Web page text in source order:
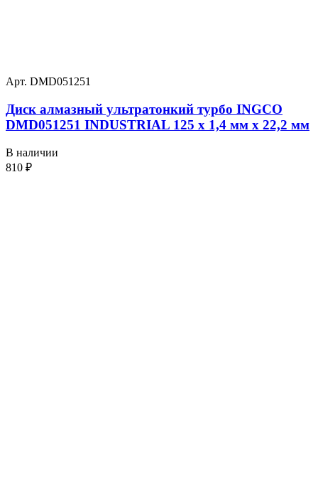
Арт. DMD051251
Диск алмазный ультратонкий турбо INGCO
DMD051251 INDUSTRIAL 125 х 1,4 мм x 22,2 мм
В наличии
810 ₽